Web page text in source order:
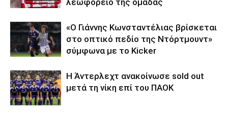
λεωφορείο της ομάδας
«Ο Γιάννης Κωνσταντέλιας βρίσκεται
στο οπτικό πεδίο της Ντόρτμουντ»
σύμφωνα με το Kicker
Η Άντερλεχτ ανακοίνωσε sold out
μετά τη νίκη επί του ΠΑΟΚ